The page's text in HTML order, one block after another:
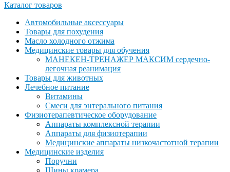
Каталог товаров
Автомобильные аксессуары
Товары для похудения
Масло холодного отжима
Медицинские товары для обучения
МАНЕКЕН-ТРЕНАЖЕР МАКСИМ сердечно-
легочная реанимация
Товары для животных
Лечебное питание
Витамины
Смеси для энтерального питания
Физиотерапевтическое оборудование
Аппараты комплексной терапии
Аппараты для физиотерапии
Медицинские аппараты низкочастотной терапии
Медицинские изделия
Поручни
Шины крамера